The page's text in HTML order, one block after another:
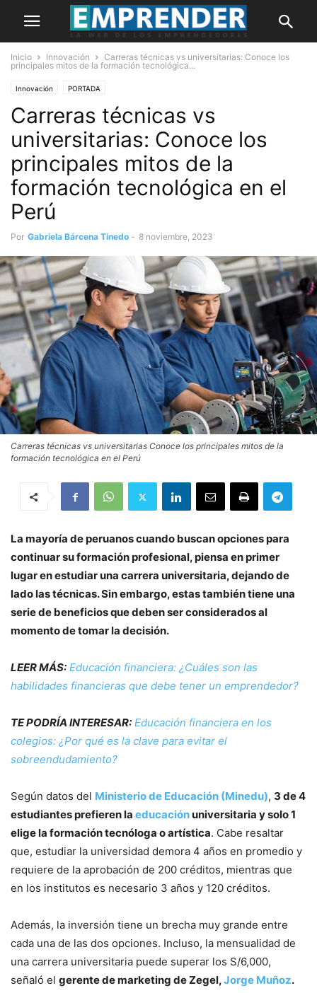
Inicio Innovación
Carreras técnicas vs universitarias: Conoce los
principales mitos de la formación tecnológica...
Innovación PORTADA
Carreras técnicas vs
universitarias: Conoce los
principales mitos de la
formación tecnológica en el
Perú
Por Gabriela Bárcena Tinedo - 8 noviembre, 2023
Carreras técnicas vs universitarias Conoce los principales mitos de la
formación tecnológica en el Perú
La mayoría de peruanos cuando buscan opciones para
continuar su formación profesional, piensa en primer
lugar en estudiar una carrera universitaria, dejando de
lado las técnicas. Sin embargo, estas también tiene una
serie de beneficios que deben ser considerados al
momento de tomar la decisión.
LEER MÁS: Educación financiera: ¿Cuáles son las
habilidades financieras que debe tener un emprendedor?
TE PODRÍA INTERESAR: Educación financiera en los
colegios: ¿Por qué es la clave para evitar el
sobreendudamiento?
Según datos del Ministerio de Educación (Minedu), 3 de 4
estudiantes prefieren la educaciónuniversitaria y solo 1
elige la formación tecnóloga o artística. Cabe resaltar
que, estudiar la universidad demora 4 años en promedio y
requiere de la aprobación de 200 créditos, mientras que
en los institutos es necesario 3 años y 120 créditos.
Además, la inversión tiene un brecha muy grande entre
cada una de las dos opciones. Incluso, la mensualidad de
una carrera universitaria puede superar los S/6,000,
señaló el gerente de marketing de Zegel,Jorge Muñoz.